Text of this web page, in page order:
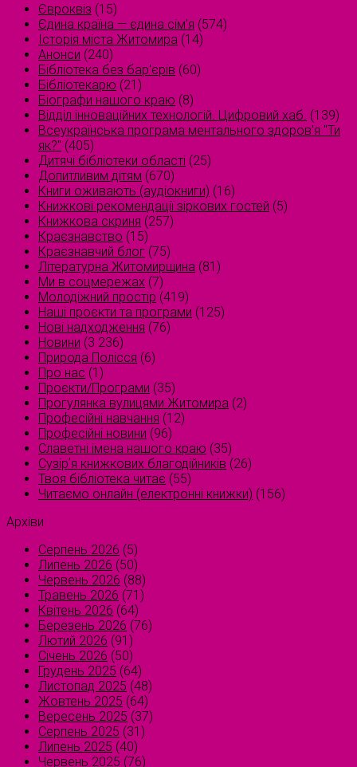
Євроквіз (15)
Єдина країна — єдина сім’я (574)
Історія міста Житомира (14)
Анонси (240)
Бібліотека без бар'єрів (60)
Бібліотекарю (21)
Біографи нашого краю (8)
Відділ інноваційних технологій. Цифровий хаб. (139)
Всеукраїнська програма ментального здоров'я "Ти
як?" (405)
Дитячі бібліотеки області (25)
Допитливим дітям (670)
Книги оживають (аудіокниги) (16)
Книжкові рекомендації зіркових гостей (5)
Книжкова скриня (257)
Краєзнавство (15)
Краєзнавчий блог (75)
Літературна Житомирщина (81)
Ми в соцмережах (7)
Молодіжний простір (419)
Наші проєкти та програми (125)
Нові надходження (76)
Новини (3 236)
Природа Полісся (6)
Про нас (1)
Проєкти/Програми (35)
Прогулянка вулицями Житомира (2)
Професійні навчання (12)
Професійні новини (96)
Славетні імена нашого краю (35)
Сузірʼя книжкових благодійників (26)
Твоя бібліотека читає (55)
Читаємо онлайн (електронні книжки) (156)
Архіви
Серпень 2026 (5)
Липень 2026 (50)
Червень 2026 (88)
Травень 2026 (71)
Квітень 2026 (64)
Березень 2026 (76)
Лютий 2026 (91)
Січень 2026 (50)
Грудень 2025 (64)
Листопад 2025 (48)
Жовтень 2025 (64)
Вересень 2025 (37)
Серпень 2025 (31)
Липень 2025 (40)
Червень 2025 (76)